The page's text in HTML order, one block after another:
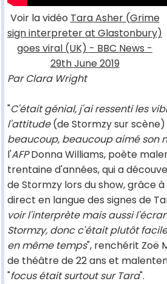
Voir la vidéo Tara Asher (Grime
sign interpreter at Glastonbury)
goes viral (UK) - BBC News -
29th June 2019
Par Clara Wright
"C'était génial, j'ai ressenti les
l'attitude(de Stormzy sur scène)
beaucoup, beaucoup aimé son
l'AFPDonna Williams, poète
trentaine d'années, qui a
de Stormzy lors du show, grâce
direct en langue des signes de
voir l'interprète mais aussi
Stormzy, donc c'était plutôt
en même temps", renchérit Zoë
de théâtre de 22 ans et
"focus était surtout sur Tara".